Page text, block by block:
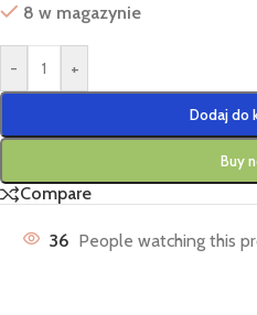
8 w magazynie
- +
Dodaj do
Buy
Compare
36 People watching this